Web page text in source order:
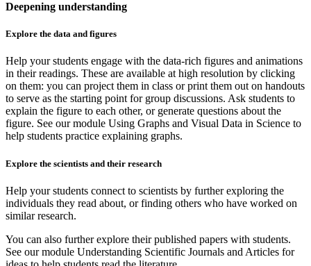
Deepening understanding
Explore the data and figures
Help your students engage with the data-rich figures and animations
in their readings. These are available at high resolution by clicking
on them: you can project them in class or print them out on handouts
to serve as the starting point for group discussions. Ask students to
explain the figure to each other, or generate questions about the
figure. See our module Using Graphs and Visual Data in Science to
help students practice explaining graphs.
Explore the scientists and their research
Help your students connect to scientists by further exploring the
individuals they read about, or finding others who have worked on
similar research.
You can also further explore their published papers with students.
See our module Understanding Scientific Journals and Articles for